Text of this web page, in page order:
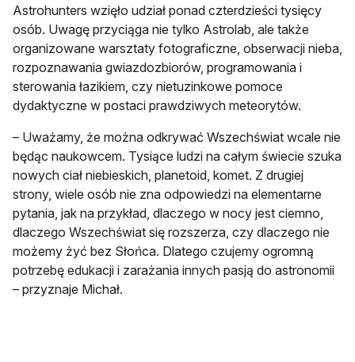
Astrohunters wzięło udział ponad czterdzieści tysięcy
osób. Uwagę przyciąga nie tylko Astrolab, ale także
organizowane warsztaty fotograficzne, obserwacji nieba,
rozpoznawania gwiazdozbiorów, programowania i
sterowania łazikiem, czy nietuzinkowe pomoce
dydaktyczne w postaci prawdziwych meteorytów.
– Uważamy, że można odkrywać Wszechświat wcale nie
będąc naukowcem. Tysiące ludzi na całym świecie szuka
nowych ciał niebieskich, planetoid, komet. Z drugiej
strony, wiele osób nie zna odpowiedzi na elementarne
pytania, jak na przykład, dlaczego w nocy jest ciemno,
dlaczego Wszechświat się rozszerza, czy dlaczego nie
możemy żyć bez Słońca. Dlatego czujemy ogromną
potrzebę edukacji i zarażania innych pasją do astronomii
– przyznaje Michał.